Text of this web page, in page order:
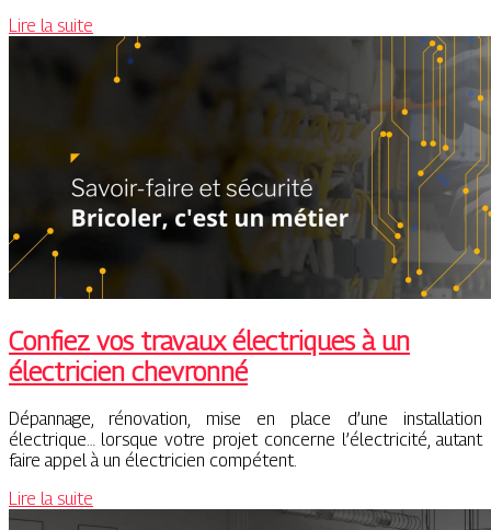
Lire la suite
Confiez vos travaux électriques à un
électricien chevronné
Dépannage, rénovation, mise en place d’une installation
électrique… lorsque votre projet concerne l’électricité, autant
faire appel à un électricien compétent.
Lire la suite